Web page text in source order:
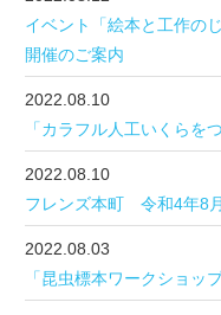
イベント「絵本と工作の
開催のご案内
2022.08.10
「カラフル人工いくらを
2022.08.10
フレンズ本町 令和4年8
2022.08.03
「昆虫標本ワークショッ